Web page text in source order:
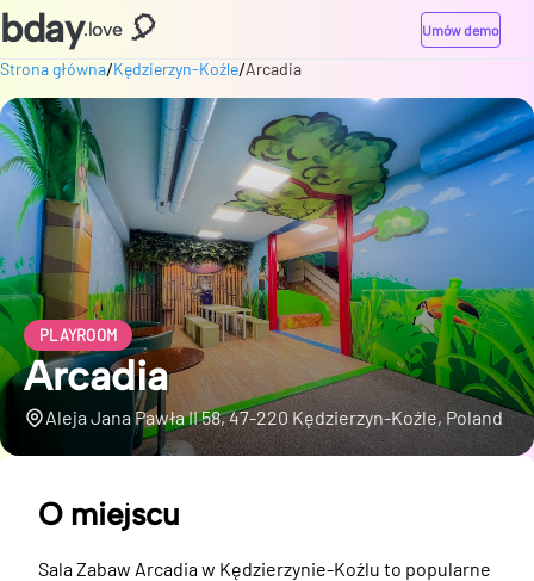
bday.love 🎈 Umów demo
Strona główna/Kędzierzyn-Koźle/Arcadia
PLAYROOM
Arcadia
Aleja Jana Pawła II 58, 47-220 Kędzierzyn-Koźle, Poland
O miejscu
Sala Zabaw Arcadia w Kędzierzynie-Koźlu to popularne